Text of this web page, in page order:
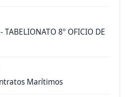
TABELIONATO 8º OFICIO DE
Marítimos